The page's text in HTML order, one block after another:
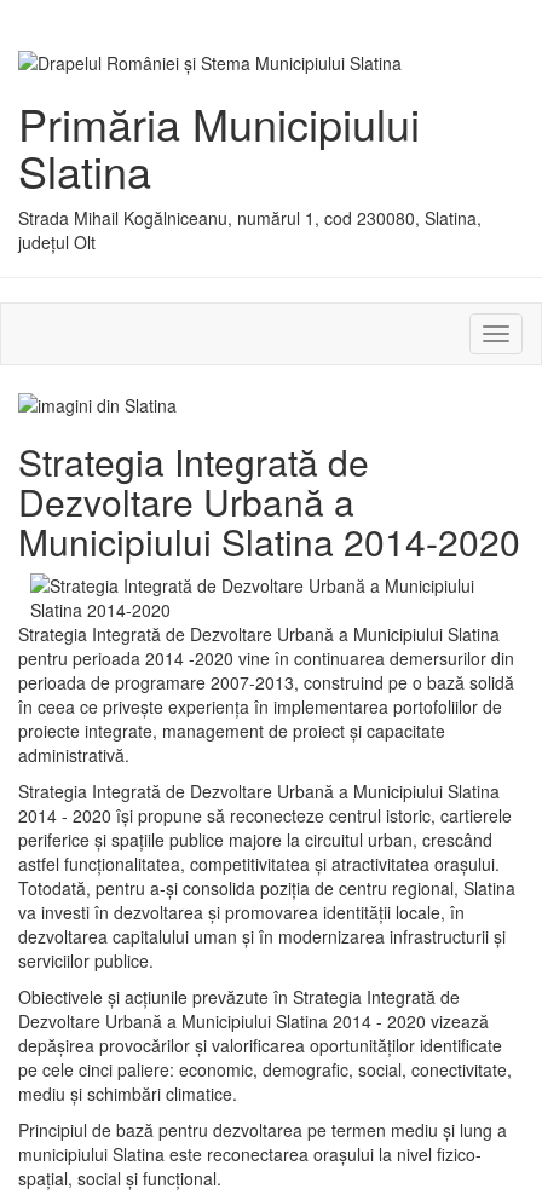
Primăria Municipiului
Slatina
Strada Mihail Kogălniceanu, numărul 1, cod 230080, Slatina,
județul Olt
sau
Strategia Integrată de
Dezvoltare Urbană a
Municipiului Slatina 2014-2020
Strategia Integrată de Dezvoltare Urbană a Municipiului Slatina
pentru perioada 2014 -2020 vine în continuarea demersurilor din
perioada de programare 2007-2013, construind pe o bază solidă
în ceea ce priveşte experienţa în implementarea portofoliilor de
proiecte integrate, management de proiect și capacitate
administrativă.
Strategia Integrată de Dezvoltare Urbană a Municipiului Slatina
2014 - 2020 își propune să reconecteze centrul istoric, cartierele
periferice şi spaţiile publice majore la circuitul urban, crescând
astfel funcţionalitatea, competitivitatea şi atractivitatea oraşului.
Totodată, pentru a-şi consolida poziţia de centru regional, Slatina
va investi în dezvoltarea şi promovarea identităţii locale, în
dezvoltarea capitalului uman şi în modernizarea infrastructurii şi
serviciilor publice.
Obiectivele şi acţiunile prevăzute în Strategia Integrată de
Dezvoltare Urbană a Municipiului Slatina 2014 - 2020 vizează
depășirea provocărilor şi valorificarea oportunităţilor identificate
pe cele cinci paliere: economic, demografic, social, conectivitate,
mediu şi schimbări climatice.
Principiul de bază pentru dezvoltarea pe termen mediu şi lung a
municipiului Slatina este reconectarea oraşului la nivel fizico-
spaţial, social şi funcţional.